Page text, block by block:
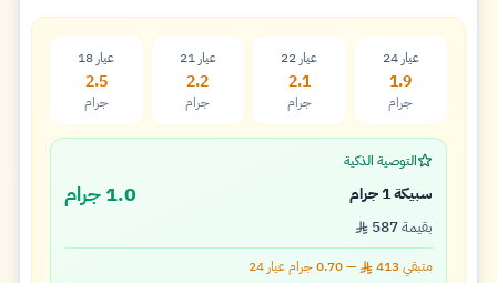
عيار 24
1.9
جرام
عيار 22
2.1
جرام
عيار 21
2.2
جرام
عيار 18
2.5
جرام
التوصية الذكية
سبيكة 1 جرام 1.0 جرام
بقيمة587
متبقي413
—
0.70جرام عيار 24